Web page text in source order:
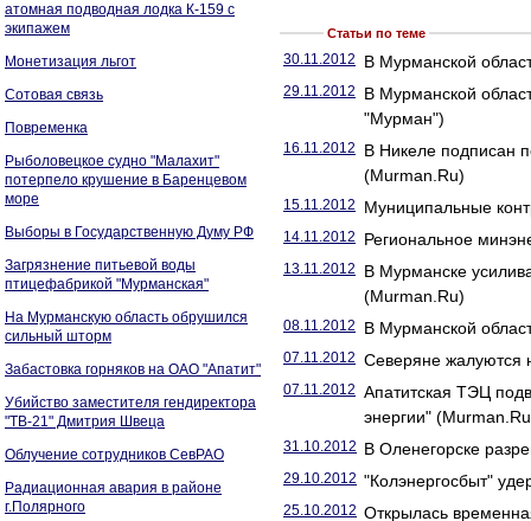
атомная подводная лодка К-159 с
экипажем
Монетизация льгот
Сотовая связь
Повременка
Рыболовецкое судно "Малахит"
потерпело крушение в Баренцевом
море
Выборы в Государственную Думу РФ
Загрязнение питьевой воды
птицефабрикой "Мурманская"
На Мурманскую область обрушился
сильный шторм
Забастовка горняков на ОАО "Апатит"
Убийство заместителя гендиректора
"ТВ-21" Дмитрия Швеца
Облучение сотрудников СевРАО
Радиационная авария в районе
г.Полярного
Статьи по теме
30.11.2012 В Мурманской
29.11.2012
В Мурманской
"Мурман")
16.11.2012
В Никеле подписан
(Murman.Ru)
15.11.2012 Муниципальные
14.11.2012 Региональное
13.11.2012
В Мурманске
(Murman.Ru)
08.11.2012 В Мурманской
07.11.2012 Северяне жалуются
07.11.2012 Апатитская ТЭЦ
энергии"
31.10.2012 В Оленегорске
29.10.2012 "Колэнергосбыт"
25.10.2012 Открылась